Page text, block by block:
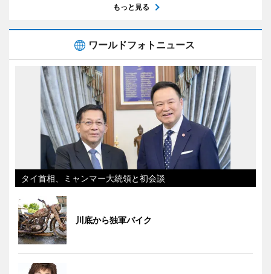
もっと見る
ワールドフォトニュース
タイ首相、ミャンマー大統領と初会談
川底から独軍バイク